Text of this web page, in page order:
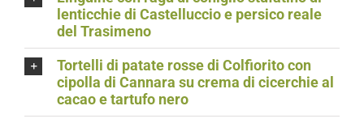
lenticchie di Castelluccio e persico reale
del Trasimeno
Tortelli di patate rosse di Colfiorito con
cipolla di Cannara su crema di cicerchie al
cacao e tartufo nero